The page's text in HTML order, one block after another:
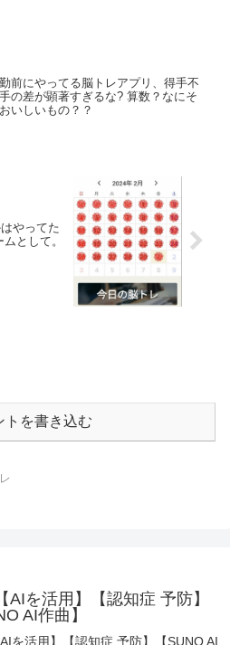
前にやってる脳トレアプリ、得手不
の差が顕著すぎるな? 算数？なにそ
いしいもの？？
やってた
として。
トを書き込む
AIを活用】【認知症 予防】
AI作曲】
を活用】【認知症 予防】【SUNO AI